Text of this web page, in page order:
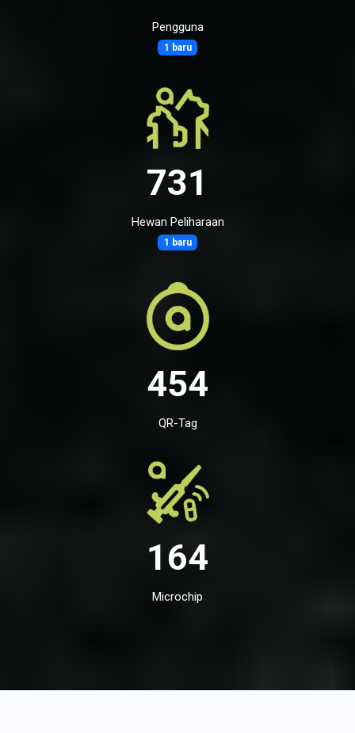
Pengguna
1 baru
731
Hewan Peliharaan
1 baru
454
QR-Tag
164
Microchip